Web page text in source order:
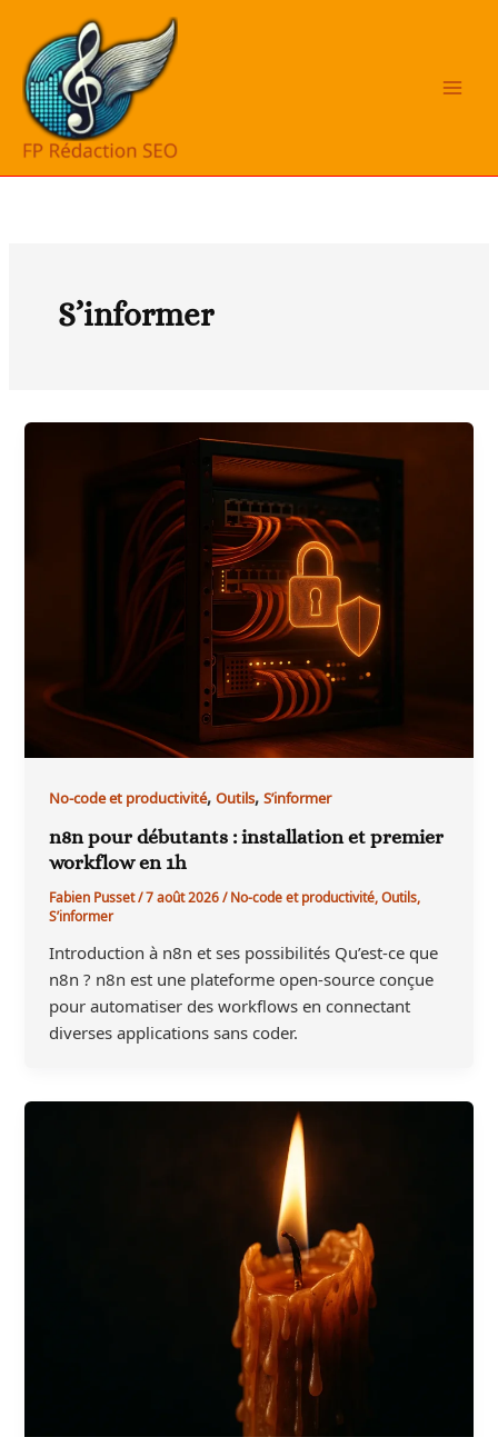
contenu
S’informer
No-code et productivité,Outils,S’informer
n8n pour débutants : installation et premier
workflow en 1h
Fabien Pusset/7 août 2026/No-code et productivité,Outils,
S’informer
Introduction à n8n et ses possibilités Qu’est-ce que
n8n ? n8n est une plateforme open-source conçue
pour automatiser des workflows en connectant
diverses applications sans coder.